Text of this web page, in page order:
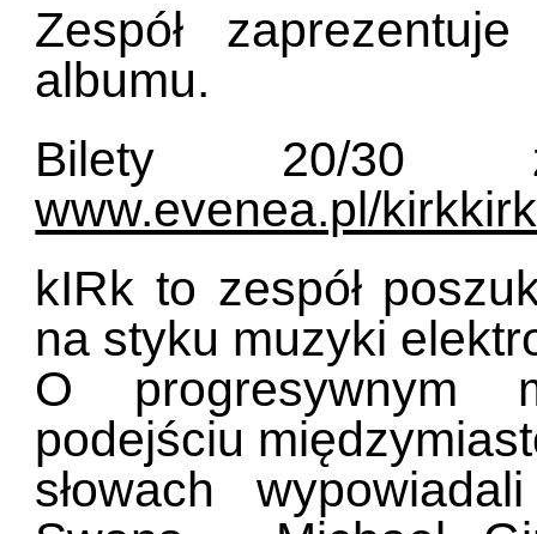
Zespół
albumu.
Bilety 20/30
www.evenea.pl/kirkkirk
kIRk to zespół
na styku muzyki
O progresywnym
podejściu
słowach